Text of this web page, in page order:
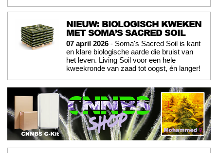
NIEUW: BIOLOGISCH KWEKEN
MET SOMA’S SACRED SOIL
07 april 2026 - Soma's Sacred Soil is kant
en klare biologische aarde die bruist van
het leven. Living Soil voor een hele
kweekronde van zaad tot oogst, én langer!